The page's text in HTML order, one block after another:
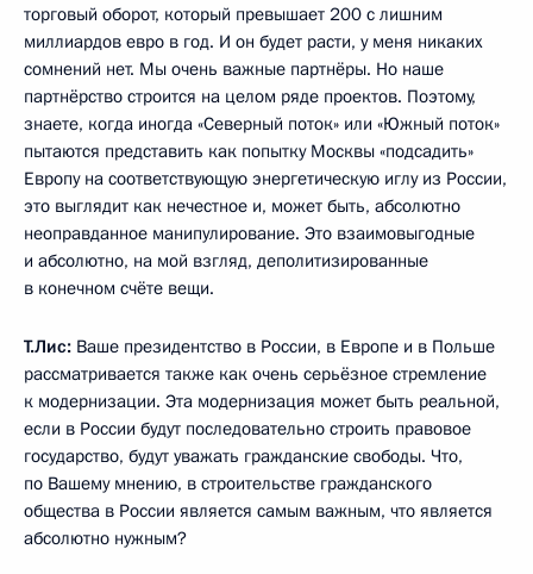
торговый оборот, который превышает 200 с лишним
миллиардов евро в год. И он будет расти, у меня никаких
сомнений нет. Мы очень важные партнёры. Но наше
партнёрство строится на целом ряде проектов. Поэтому,
знаете, когда иногда «Северный поток» или «Южный поток»
пытаются представить как попытку Москвы «подсадить»
Европу на соответствующую энергетическую иглу из России,
это выглядит как нечестное и, может быть, абсолютно
неоправданное манипулирование. Это взаимовыгодные
и абсолютно, на мой взгляд, деполитизированные
в конечном счёте вещи.
Т.Лис: Ваше президентство в России, в Европе и в Польше
рассматривается также как очень серьёзное стремление
к модернизации. Эта модернизация может быть реальной,
если в России будут последовательно строить правовое
государство, будут уважать гражданские свободы. Что,
по Вашему мнению, в строительстве гражданского
общества в России является самым важным, что является
абсолютно нужным?